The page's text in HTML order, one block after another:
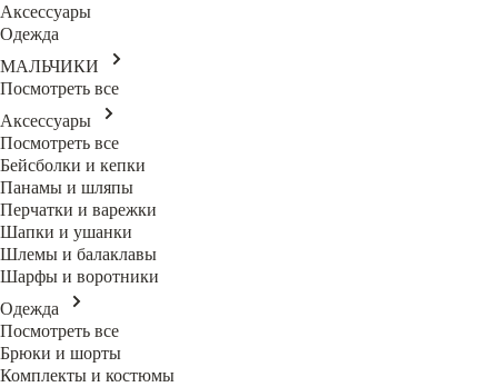
Аксессуары
Одежда
МАЛЬЧИКИ
Посмотреть все
Аксессуары
Посмотреть все
Бейсболки и кепки
Панамы и шляпы
Перчатки и варежки
Шапки и ушанки
Шлемы и балаклавы
Шарфы и воротники
Одежда
Посмотреть все
Брюки и шорты
Комплекты и костюмы